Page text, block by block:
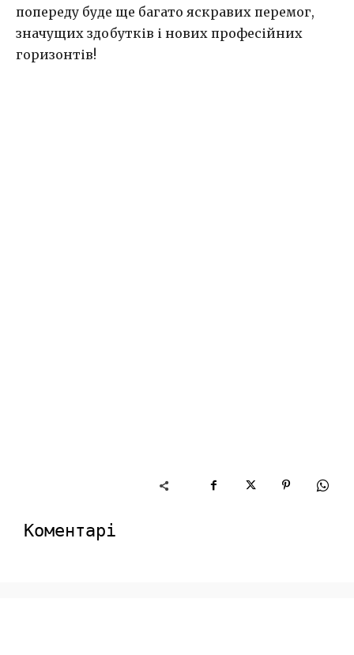
попереду буде ще багато яскравих перемог,
значущих здобутків і нових професійних
горизонтів!
Коментарі